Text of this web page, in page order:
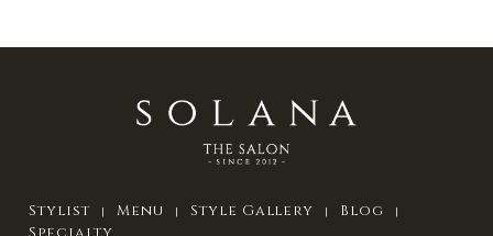
Stylist Menu Style Gallery
Blog